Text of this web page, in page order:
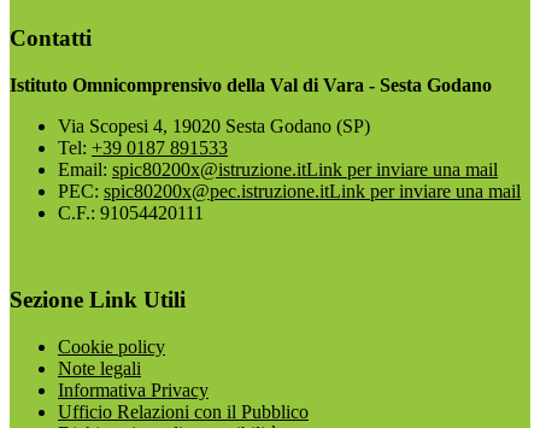
Contatti
Istituto Omnicomprensivo della Val di Vara - Sesta Godano
Via Scopesi 4, 19020 Sesta Godano (SP)
Tel: +39 0187 891533
Email: spic80200x@istruzione.itLink per inviare una mail
PEC: spic80200x@pec.istruzione.itLink per inviare una mail
C.F.: 91054420111
Sezione Link Utili
Cookie policy
Note legali
Informativa Privacy
Ufficio Relazioni con il Pubblico